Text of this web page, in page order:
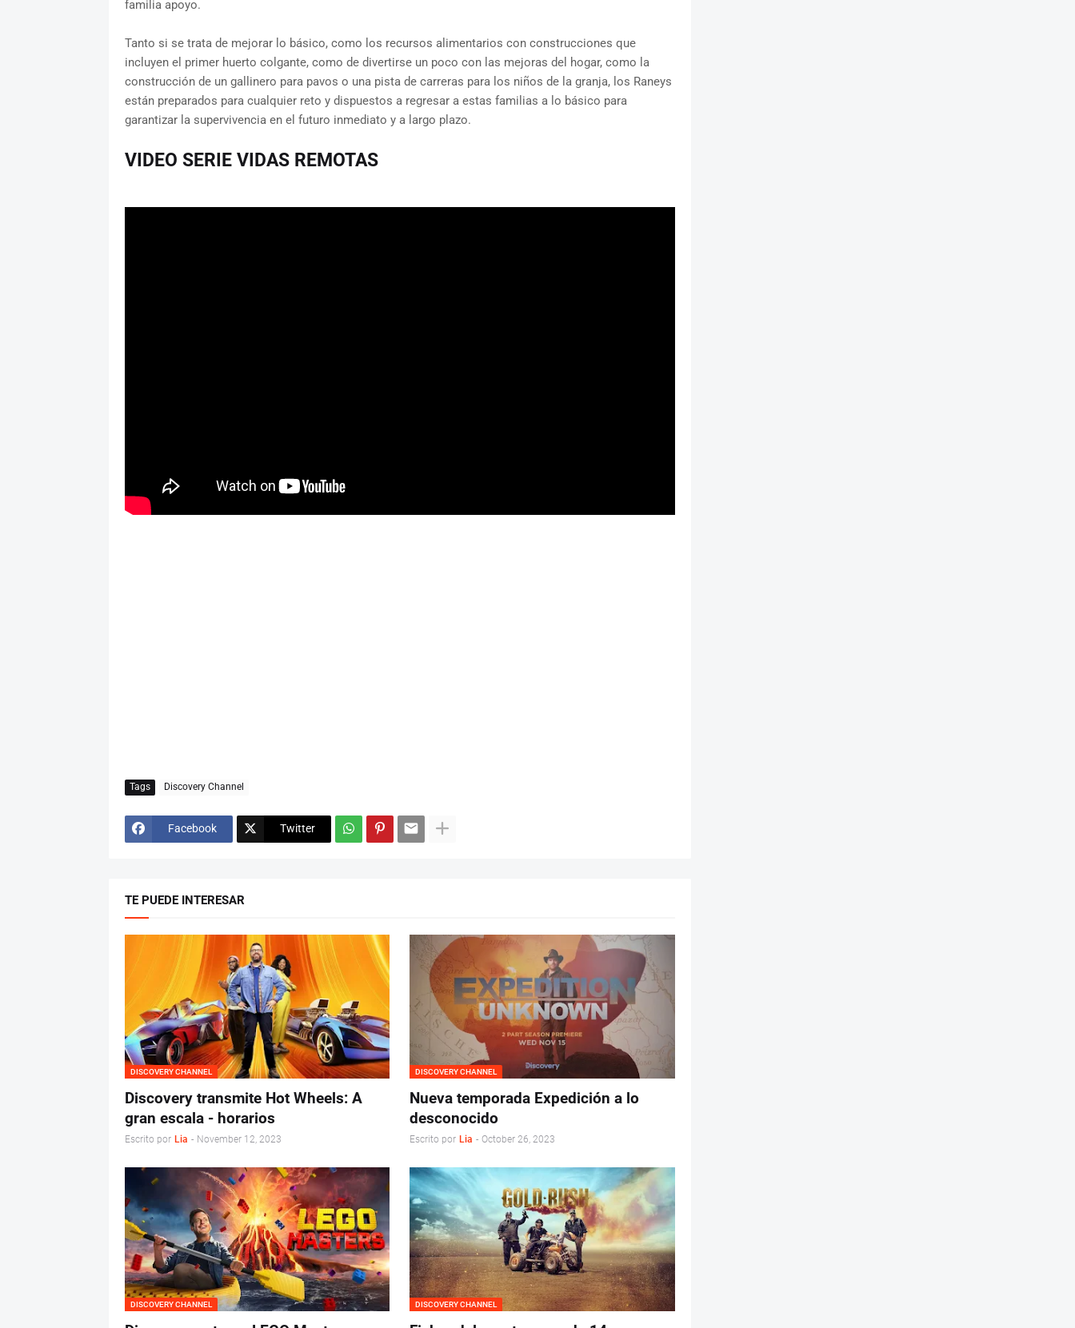
familia apoyo.
Tanto si se trata de mejorar lo básico, como los recursos alimentarios con construcciones que
incluyen el primer huerto colgante, como de divertirse un poco con las mejoras del hogar, como la
construcción de un gallinero para pavos o una pista de carreras para los niños de la granja, los Raneys
están preparados para cualquier reto y dispuestos a regresar a estas familias a lo básico para
garantizar la supervivencia en el futuro inmediato y a largo plazo.
VIDEO SERIE VIDAS REMOTAS
Tags Discovery Channel
Facebook Twitter
TE PUEDE INTERESAR
DISCOVERY CHANNEL
Discovery transmite Hot Wheels: A
gran escala - horarios
Escrito por Lia - November 12, 2023
DISCOVERY CHANNEL
Nueva temporada Expedición a lo
desconocido
Escrito por Lia - October 26, 2023
DISCOVERY CHANNEL DISCOVERY CHANNEL